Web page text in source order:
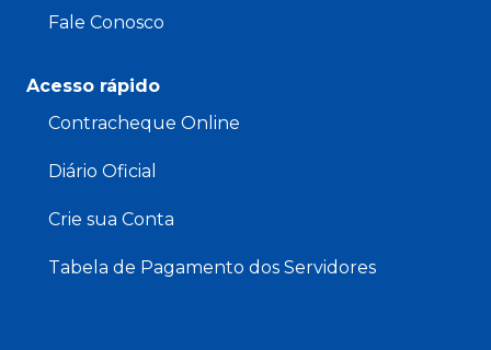
Fale Conosco
Acesso rápido
Contracheque Online
Diário Oficial
Crie sua Conta
Tabela de Pagamento dos Servidores